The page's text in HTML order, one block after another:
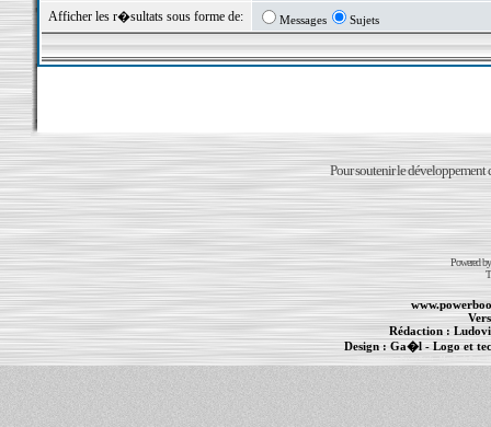
Afficher les r�sultats sous forme de: Messages Sujets
Pour soutenir le développement
Powered
Rédaction :
Design : Ga�l- Logo et